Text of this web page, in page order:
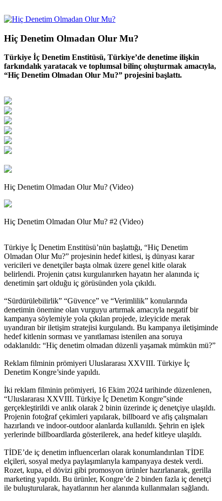
Hiç Denetim Olmadan Olur Mu?
Türkiye İç Denetim Enstitüsü, Türkiye’de denetime ilişkin
farkındalık yaratacak ve toplumsal bilinç oluşturmak amacıyla,
“Hiç Denetim Olmadan Olur Mu?” projesini başlattı.
Hiç Denetim Olmadan Olur Mu? (Video)
Hiç Denetim Olmadan Olur Mu? #2 (Video)
Türkiye İç Denetim Enstitüsü’nün başlattığı, “Hiç Denetim
Olmadan Olur Mu?” projesinin hedef kitlesi, iş dünyası karar
vericileri ve denetçiler başta olmak üzere genel kitle olarak
belirlendi. Projenin çatısı kurgulanırken hayatın her alanında iç
denetimin şart olduğu iç görüsünden yola çıkıldı.
“Sürdürülebilirlik” “Güvence” ve “Verimlilik” konularında
denetimin önemine olan vurguyu artırmak amacıyla negatif bir
kampanya söylemiyle yola çıkılan projede, izleyicide merak
uyandıran bir iletişim stratejisi kurgulandı. Bu kampanya iletişiminde
hedef kitlenin sorması ve yanıtlaması istenilen ana soruya
odaklanıldı: “Hiç denetim olmadan düzenli yaşamak mümkün mü?”
Reklam filminin prömiyeri Uluslararası XXVIII. Türkiye İç
Denetim Kongre’sinde yapıldı.
İki reklam filminin prömiyeri, 16 Ekim 2024 tarihinde düzenlenen,
“Uluslararası XXVIII. Türkiye İç Denetim Kongre”sinde
gerçekleştirildi ve anlık olarak 2 binin üzerinde iç denetçiye ulaşıldı.
Projenin fotoğraf çekimleri yapılarak, billboard ve afiş çalışmaları
hazırlandı ve indoor-outdoor alanlarda kullanıldı. Şehrin en işlek
yerlerinde billboardlarda gösterilerek, ana hedef kitleye ulaşıldı.
TİDE’de iç denetim influencerları olarak konumlandırılan TİDE
elçileri, sosyal medya paylaşımlarıyla kampanyaya destek verdi.
Rozet, kupa, el dövizi gibi promosyon ürünler hazırlanarak, gerilla
marketing yapıldı. Bu ürünler, Kongre’de 2 binden fazla iç denetçi
ile buluşturularak, hayatlarının her alanında kullanmaları sağlandı.